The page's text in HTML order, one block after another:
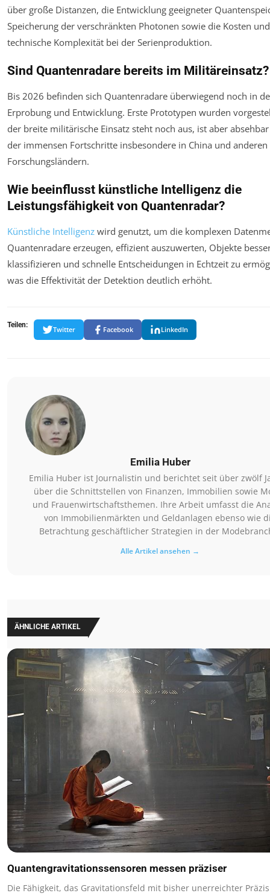
über große Distanzen, die Entwicklung geeigneter
Speicherung der verschränkten Photonen sowie die Kosten und
technische Komplexität bei der Serienproduktion.
Sind Quantenradare bereits im Militäreinsatz?
Bis 2026 befinden sich Quantenradare überwiegend noch in
Erprobung und Entwicklung. Erste Prototypen wurden
der breite militärische Einsatz steht noch aus, ist aber
der immensen Fortschritte insbesondere in China und anderen
Forschungsländern.
Wie beeinflusst künstliche Intelligenz die
Leistungsfähigkeit von Quantenradar?
Künstliche Intelligenz wird genutzt, um die komplexen
Quantenradare erzeugen, effizient auszuwerten, Objekte
klassifizieren und schnelle Entscheidungen in Echtzeit zu
was die Effektivität der Detektion deutlich erhöht.
Teilen:
Twitter Facebook LinkedIn
Emilia Huber
Emilia Huber ist Journalistin und berichtet seit über zwölf
über die Schnittstellen von Finanzen, Immobilien sowie
und Frauenwirtschaftsthemen. Ihre Arbeit umfasst die
von Immobilienmärkten und Geldanlagen ebenso wie
Betrachtung geschäftlicher Strategien in der
Alle Artikel ansehen →
ÄHNLICHE ARTIKEL
Quantengravitationssensoren messen präziser
Die Fähigkeit, das Gravitationsfeld mit bisher unerreichter